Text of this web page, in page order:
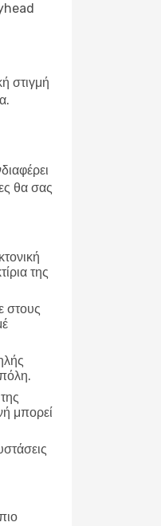
στιγμή
θα σας
της
στους
μπορεί